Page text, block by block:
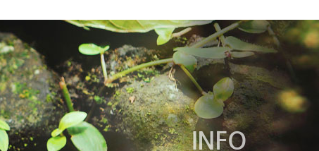
INFO